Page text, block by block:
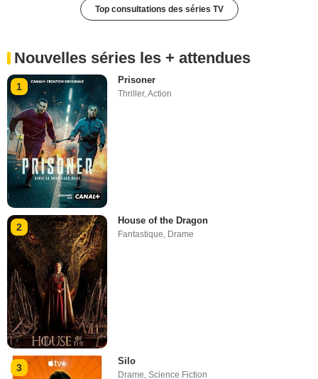
Top consultations des séries TV
Nouvelles séries les + attendues
1
Prisoner
Thriller,Action
2
House of the Dragon
Fantastique, Drame
3
Silo
Drame,Science Fiction